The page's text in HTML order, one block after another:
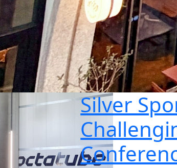
Silver